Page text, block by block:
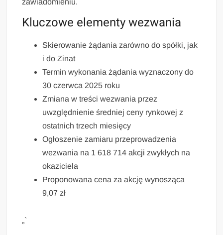
zawiadomieniu.
Kluczowe elementy wezwania
Skierowanie żądania zarówno do spółki, jak
i do Zinat
Termin wykonania żądania wyznaczony do
30 czerwca 2025 roku
Zmiana w treści wezwania przez
uwzględnienie średniej ceny rynkowej z
ostatnich trzech miesięcy
Ogłoszenie zamiaru przeprowadzenia
wezwania na 1 618 714 akcji zwykłych na
okaziciela
Proponowana cena za akcję wynosząca
9,07 zł
„`